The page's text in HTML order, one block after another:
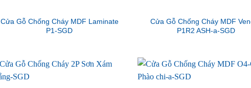
Cửa Gỗ Chống Cháy MDF Laminate
P1-SGD
Cửa Gỗ Chống Cháy MDF
P1R2 ASH-a-SGD